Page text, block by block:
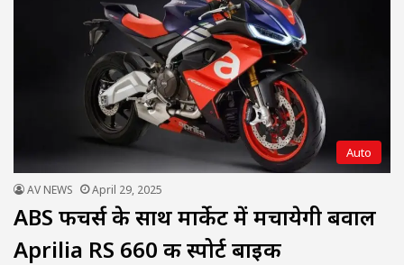
Auto
AV NEWS April 29, 2025
ABS फीचर्स के साथ मार्केट में मचायेगी बवाल
Aprilia RS 660 की स्पोर्ट बाइक